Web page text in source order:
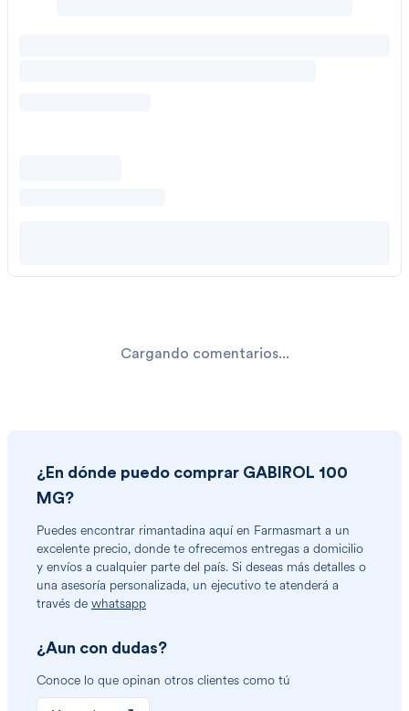
Cargando comentarios...
¿En dónde puedo comprar GABIROL 100
MG?
Puedes encontrar rimantadina aquí en Farmasmart a un
excelente precio, donde te ofrecemos entregas a domicilio
y envíos a cualquier parte del país. Si deseas más detalles o
una asesoría personalizada, un ejecutivo te atenderá a
través de whatsapp
¿Aun con dudas?
Conoce lo que opinan otros clientes como tú